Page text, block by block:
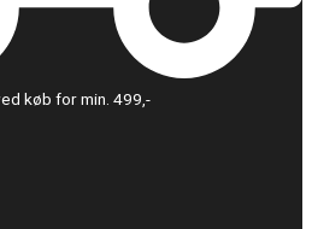
køb for min. 499,-